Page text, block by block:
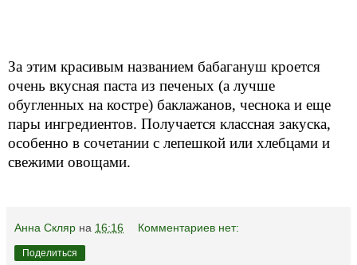
За этим красивым названием бабагануш кроется
очень вкусная паста из печеных (а лучше
обугленных на костре) баклажанов, чеснока и еще
пары ингредиентов. Получается классная закуска,
особенно в сочетании с лепешкой или хлебцами и
свежими овощами.
Анна Скляр на 16:16 Комментариев нет:
Поделиться